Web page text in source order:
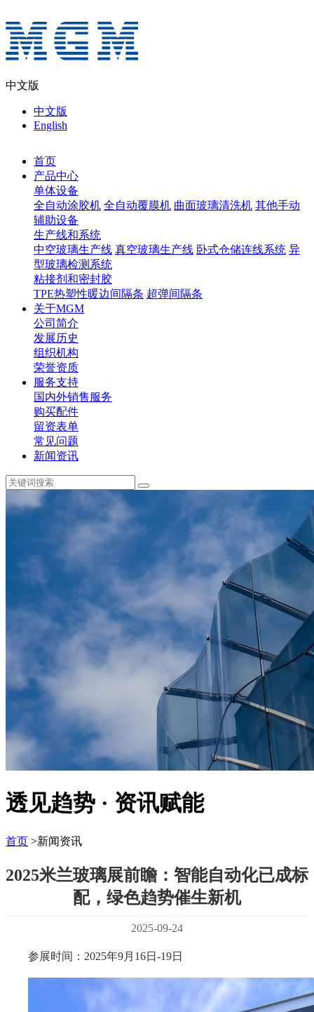
中文版
中文版
English
首页
产品中心
单体设备
全自动涂胶机 全自动覆膜机 曲面玻璃清洗机 其他手动
辅助设备
生产线和系统
中空玻璃生产线 真空玻璃生产线 卧式仓储连线系统 异
型玻璃检测系统
粘接剂和密封胶
TPE热塑性暖边间隔条 超弹间隔条
关于MGM
公司简介
发展历史
组织机构
荣誉资质
服务支持
国内外销售服务
购买配件
留资表单
常见问题
新闻资讯
透见趋势 · 资讯赋能
首页 >新闻资讯
2025米兰玻璃展前瞻：智能自动化已成标
配，绿色趋势催生新机
2025-09-24
参展时间：2025年9月16日-19日